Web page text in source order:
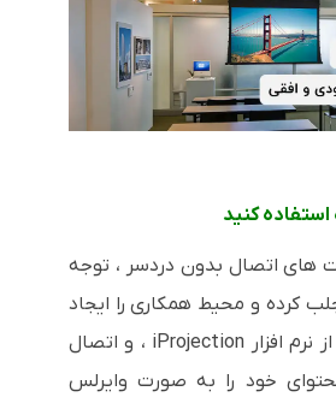
کنید
های اتصال بدون دردسر ، توجه
کرده و محیط همکاری را ایجاد
کنید. با استفاده از نرم افزار iProjection ، و اتصال
خود را به صورت وایرلس